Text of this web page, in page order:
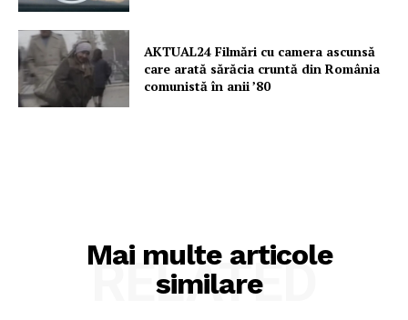
AKTUAL24 Filmări cu camera ascunsă
care arată sărăcia cruntă din România
comunistă în anii ’80
Mai multe articole
similare
RELATED